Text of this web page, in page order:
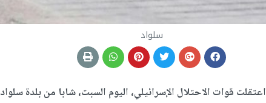
سلواد
اعتقلت قوات الاحتلال الإسرائيلي، اليوم السبت، شابا من بلدة